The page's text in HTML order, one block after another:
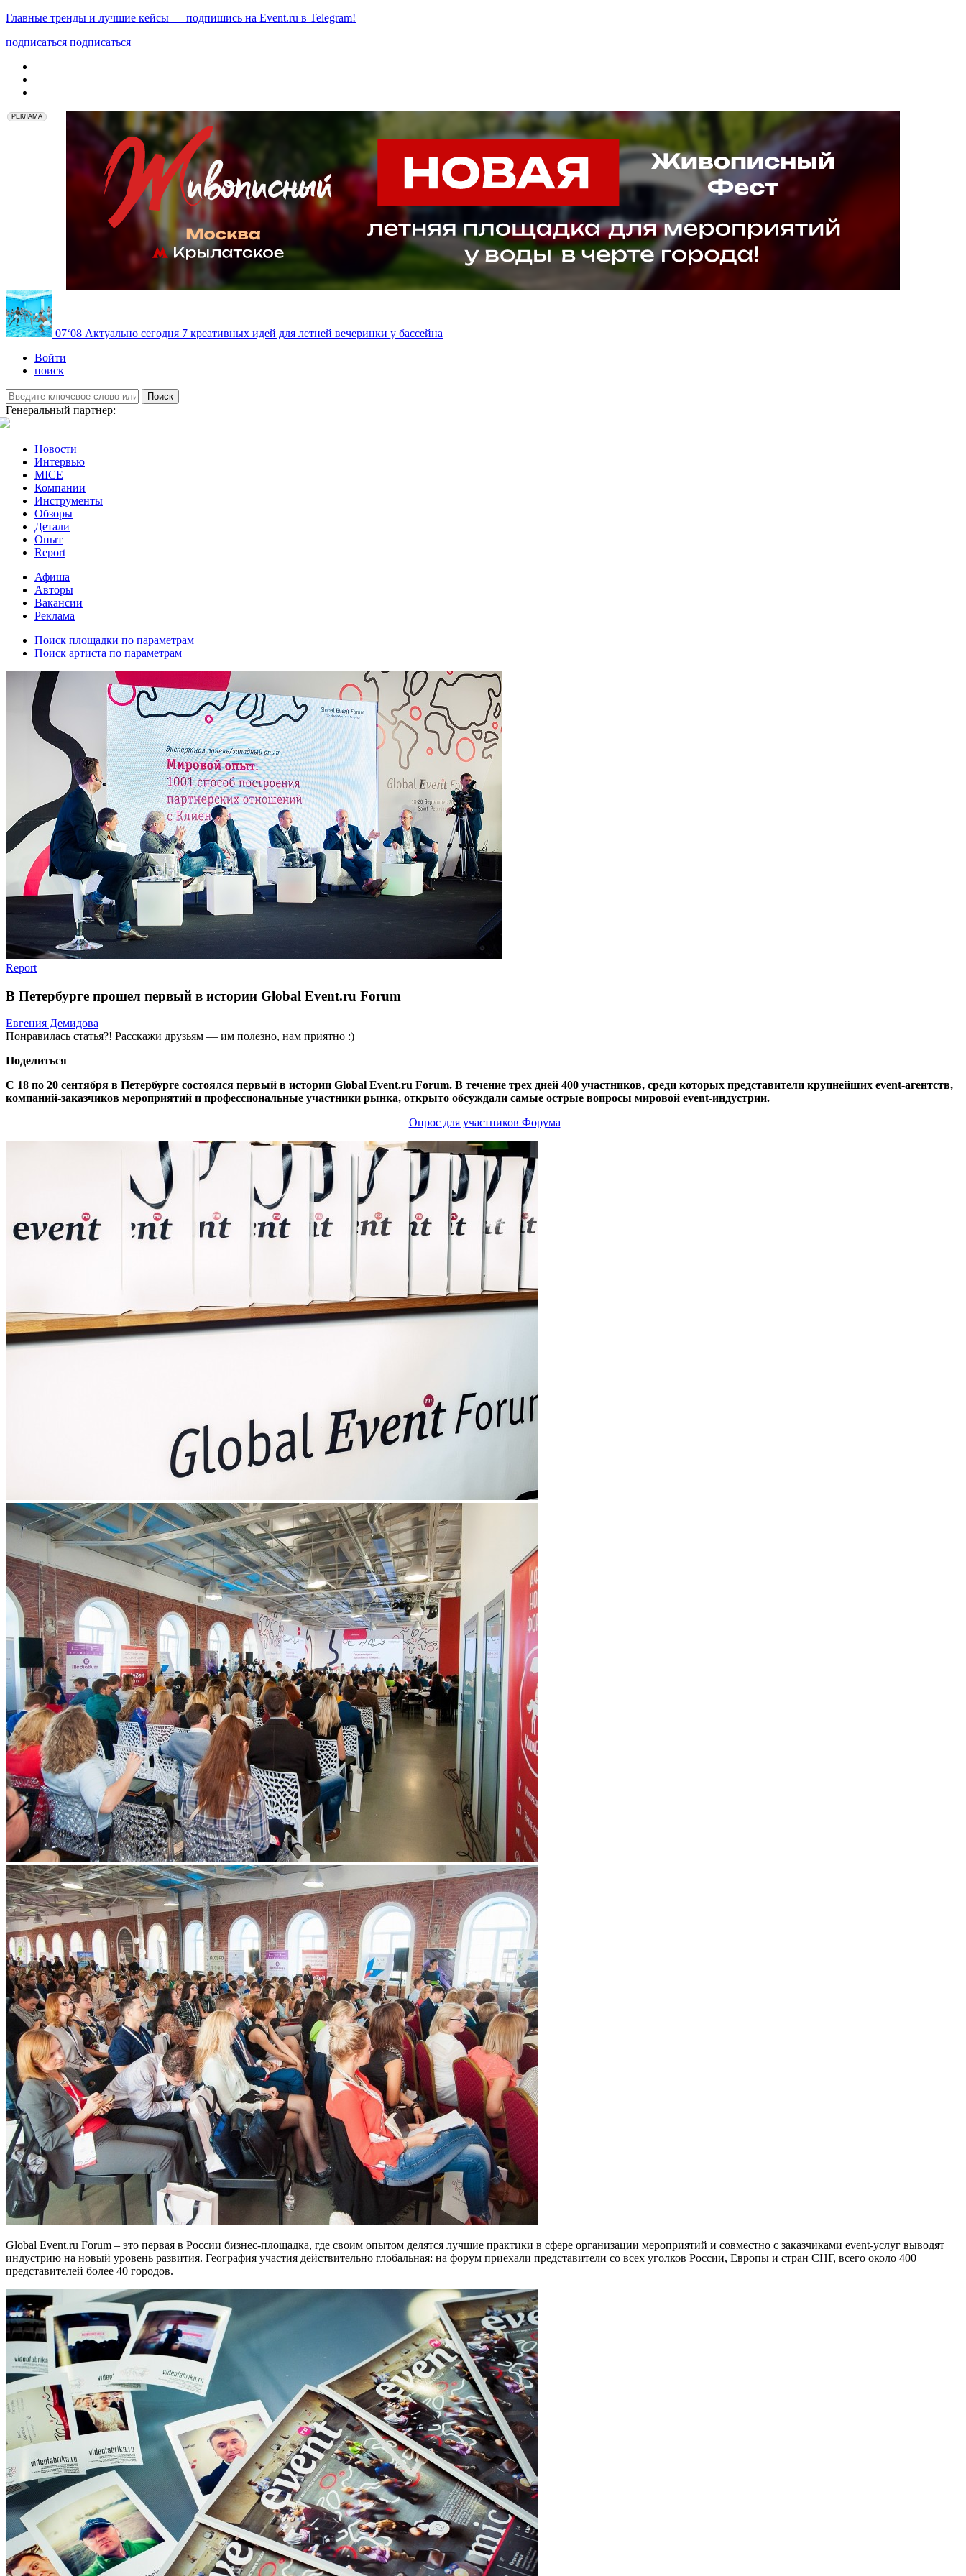
Главные тренды и лучшие кейсы — подпишись на Event.ru в Telegram!
подписаться подписаться
РЕКЛАМА
07‘08 Актуально сегодня 7 креативных идей для летней вечеринки у бассейна
Войти
поиск
Поиск
Генеральный партнер:
Новости
Интервью
MICE
Компании
Инструменты
Обзоры
Детали
Опыт
Report
Афиша
Авторы
Вакансии
Реклама
Поиск площадки по параметрам
Поиск артиста по параметрам
Report
В Петербурге прошел первый в истории Global Event.ru Forum
Евгения Демидова
Понравилась статья?! Расскажи друзьям — им полезно, нам приятно :)
Поделиться
С 18 по 20 сентября в Петербурге состоялся первый в истории Global Event.ru Forum. В течение трех дней 400 участников, среди которых представители крупнейших event-агентств,
компаний-заказчиков мероприятий и профессиональные участники рынка, открыто обсуждали самые острые вопросы мировой event-индустрии.
Опрос для участников Форума
Global Event.ru Forum – это первая в России бизнес-площадка, где своим опытом делятся лучшие практики в сфере организации мероприятий и совместно с заказчиками event-услуг выводят
индустрию на новый уровень развития. География участия действительно глобальная: на форум приехали представители со всех уголков России, Европы и стран СНГ, всего около 400
представителей более 40 городов.